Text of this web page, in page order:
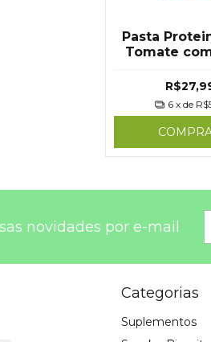
Pasta
Tomate
6 x de
novidades por e-mail
Categorias
Suplementos